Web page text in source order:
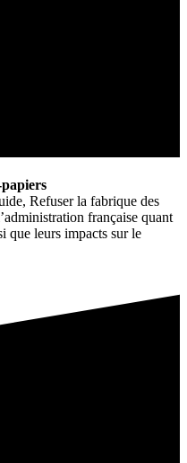
Refuser la fabrique des
française quant
que leurs impacts sur le